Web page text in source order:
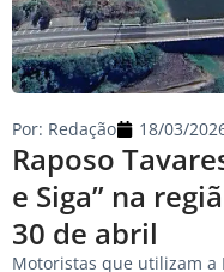
Raposo
e Siga” na
30 de abril
Por: Redação 18/03/
Motoristas que utilizam a